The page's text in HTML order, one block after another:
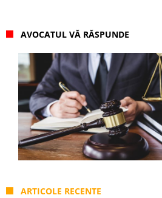
AVOCATUL VĂ RĂSPUNDE
ARTICOLE RECENTE